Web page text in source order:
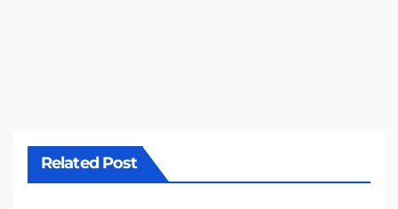
Related Post